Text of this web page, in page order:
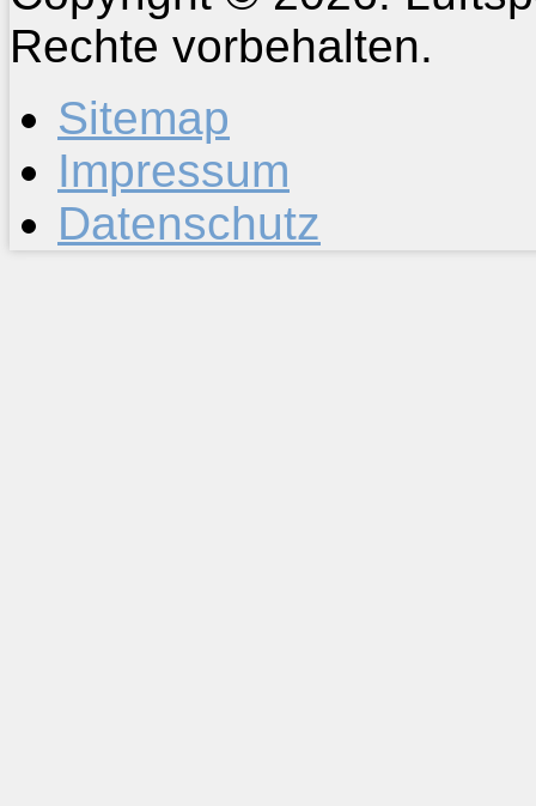
Rechte vorbehalten.
Sitemap
Impressum
Datenschutz